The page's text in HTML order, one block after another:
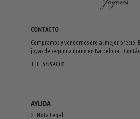
CONTACTO
Compramos y vendemos oro al mejor precio.
joyas de segunda mano en Barcelona.
TEL. 675993081
AYUDA
Nota Legal